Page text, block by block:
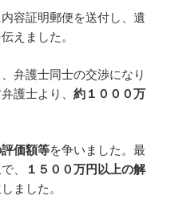
容証明郵便を送付し、遺
えました。
弁護士同士の交渉になり
護士より、約１０００万
価額等を争いました。最
、
１５００万円以上の解
ました。